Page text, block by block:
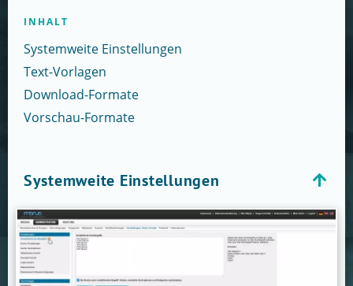
INHALT
Systemweite Einstellungen
Text-Vorlagen
Download-Formate
Vorschau-Formate
Systemweite Einstellungen